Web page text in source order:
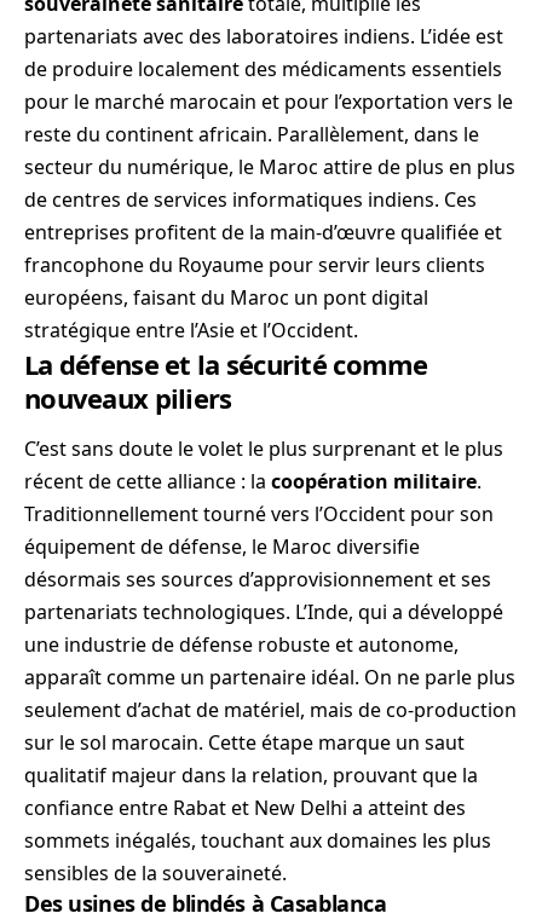
partenariats avec des laboratoires indiens. L’idée est
de produire localement des médicaments essentiels
pour le marché marocain et pour l’exportation vers le
reste du continent africain. Parallèlement, dans le
secteur du numérique, le Maroc attire de plus en plus
de centres de services informatiques indiens. Ces
entreprises profitent de la main-d’œuvre qualifiée et
francophone du Royaume pour servir leurs clients
européens, faisant du Maroc un pont digital
stratégique entre l’Asie et l’Occident.
La défense et la sécurité comme
nouveaux piliers
C’est sans doute le volet le plus surprenant et le plus
récent de cette alliance : la coopération militaire.
Traditionnellement tourné vers l’Occident pour son
équipement de défense, le Maroc diversifie
désormais ses sources d’approvisionnement et ses
partenariats technologiques. L’Inde, qui a développé
une industrie de défense robuste et autonome,
apparaît comme un partenaire idéal. On ne parle plus
seulement d’achat de matériel, mais de co-production
sur le sol marocain. Cette étape marque un saut
qualitatif majeur dans la relation, prouvant que la
confiance entre Rabat et New Delhi a atteint des
sommets inégalés, touchant aux domaines les plus
sensibles de la souveraineté.
Des usines de blindés à Casablanca